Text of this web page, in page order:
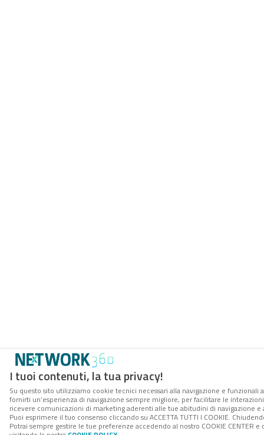
I tuoi contenuti, la tua privacy!
Su questo sito utilizziamo cookie tecnici necessari alla navigazione e
fornirti un’esperienza di navigazione sempre migliore, per facilitare le
ricevere comunicazioni di marketing aderenti alle tue abitudini di navigazione e
Puoi esprimere il tuo consenso cliccando su ACCETTA TUTTI I COOKIE.
Potrai sempre gestire le tue preferenze accedendo al nostro COOKIE